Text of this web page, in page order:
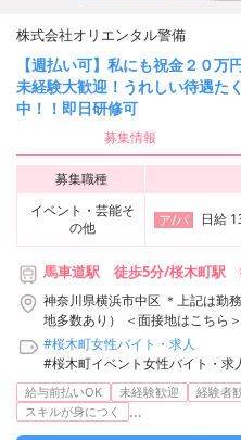
株式会社オリエンタル警備
【週払い可】私にも祝金２０
未経験大歓迎！うれしい待遇た
中！！即日研修可
募集情報
募集職種
イベント・芸能そ
の他
ア/パ 日給
馬車道駅 徒歩5分/桜木町駅
神奈川県横浜市中区 ＊上記は勤
地多数あり） ＜面接地はこちら＞ 株式会社オリエンタル警備 横浜支社
神奈川県横浜市神奈川区鶴屋町3-
セス：「横浜駅」西口から徒歩3
馬車道駅周辺エリア
#桜木町女性バイト・求人
#桜木町イベント女性バイト・求
給与前払いOK 未経験歓迎 経験者
スキルが身につく
...